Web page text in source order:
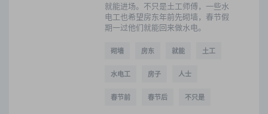
就能进场。不只是土工师傅，一些水
电工也希望房东年前先砌墙，春节假
期一过他们就能回来做水电。
砌墙 房东 就能 土工
水电工 房子 人士
春节前 春节后 不只是